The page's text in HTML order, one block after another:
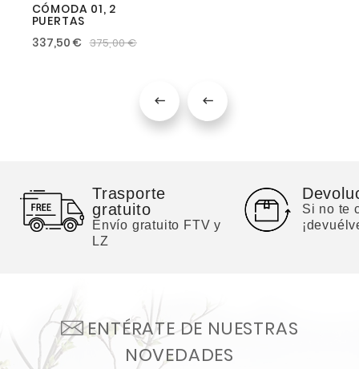
CÓMODA 01, 2
PUERTAS
337,50 € 375,00 €
 
Trasporte
gratuito
Envío gratuito FTV y
LZ
Si no te
ENTÉRATE DE NUESTRAS
NOVEDADES